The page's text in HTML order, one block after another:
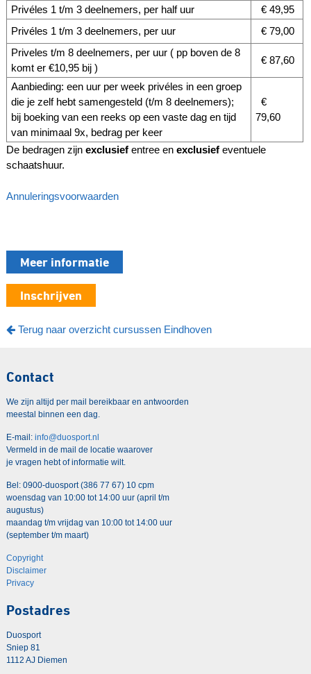
Privéles 1 t/m 3 deelnemers, per half uur
€ 49,95
Privéles 1 t/m 3 deelnemers, per uur
€ 79,00
Priveles t/m 8 deelnemers, per uur ( pp boven de 8
komt er €10,95 bij )
€ 87,60
Aanbieding: een uur per week privéles in een groep
die je zelf hebt samengesteld (t/m 8 deelnemers);
bij boeking van een reeks op een vaste dag en tijd
van minimaal 9x, bedrag per keer
€
79,60
De bedragen zijn exclusiefentree en exclusiefeventuele
schaatshuur.
Annuleringsvoorwaarden
Meer informatie
Inschrijven
Terug naar overzicht cursussen Eindhoven
Contact
We zijn altijd per mail bereikbaar en antwoorden
meestal binnen een dag.
E-mail: info@duosport.nl
Vermeld in de mail de locatie waarover
je vragen hebt of informatie wilt.
Bel: 0900-duosport (386 77 67) 10 cpm
woensdag van 10:00 tot 14:00 uur (april t/m
augustus)
maandag t/m vrijdag van 10:00 tot 14:00 uur
(september t/m maart)
Copyright
Disclaimer
Privacy
Postadres
Duosport
Sniep 81
1112 AJ Diemen